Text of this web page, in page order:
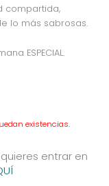
compartida,
lo más sabrosas.
ESPECIAL.
existencias.
entrar en